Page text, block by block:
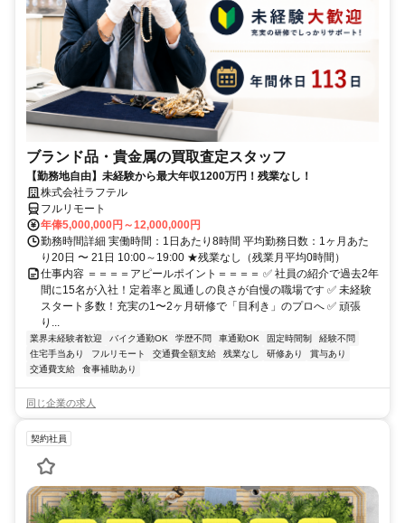
ブランド品・貴金属の買取査定スタッフ
【勤務地自由】未経験から最大年収1200万円！残業なし！
株式会社ラフテル
フルリモート
年俸5,000,000円～12,000,000円
勤務時間詳細 実働時間：1日あたり8時間 平均勤務日数：1ヶ月あた
り20日 〜 21日 10:00～19:00 ★残業なし（残業月平均0時間）
仕事内容 ＝＝＝＝アピールポイント＝＝＝＝ ✅ 社員の紹介で過去2年
間に15名が入社！定着率と風通しの良さが自慢の職場です ✅ 未経験
スタート多数！充実の1〜2ヶ月研修で「目利き」のプロへ ✅ 頑張
り...
業界未経験者歓迎 バイク通勤OK 学歴不問 車通勤OK 固定時間制
経験不問
住宅手当あり
フルリモート 交通費全額支給 残業なし 研修あり
賞与あり
交通費支給
食事補助あり
同じ企業の求人
契約社員